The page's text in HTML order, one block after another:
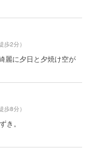
歩2分）
麗に夕日と夕焼け空が
歩8分）
き。